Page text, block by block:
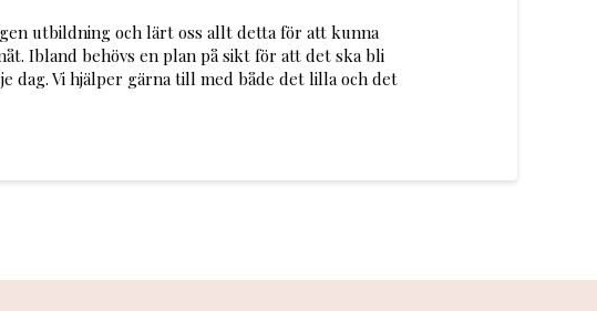
utbildning och lärt oss allt detta för att kunna
Ibland behövs en plan på sikt för att det ska bli
dag. Vi hjälper gärna till med både det lilla och det